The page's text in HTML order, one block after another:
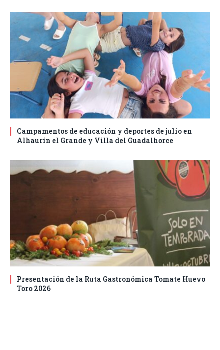
Campamentos de educación y deportes de julio en
Alhaurín el Grande y Villa del Guadalhorce
Presentación de la Ruta Gastronómica Tomate Huevo
Toro 2026